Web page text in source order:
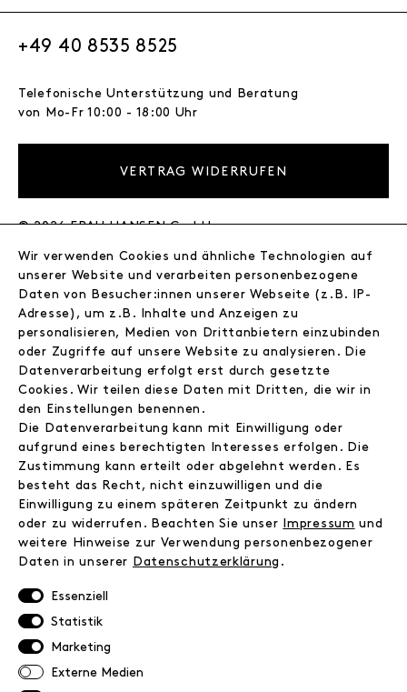
+49 40 8535 8525
Telefonische Unterstützung und Beratung
von Mo-Fr 10:00 - 18:00 Uhr
VERTRAG WIDERRUFEN
© 2026 FRAU HANSEN GmbH
Store
Journal
Wir
Jobs
Instagram
Facebook
Kontakt
FAQ
Zahlungsinformationen
Versand
Retoure
Datenschutz
AGB
Impressum
Wir verwenden Cookies und ähnliche Technologien auf
unserer Website und verarbeiten personenbezogene
Daten von Besucher:innen unserer Webseite (z.B. IP-
Adresse), um z.B. Inhalte und Anzeigen zu
personalisieren, Medien von Drittanbietern einzubinden
oder Zugriffe auf unsere Website zu analysieren. Die
Datenverarbeitung erfolgt erst durch gesetzte
Cookies. Wir teilen diese Daten mit Dritten, die wir in
den Einstellungen benennen.
Die Datenverarbeitung kann mit Einwilligung oder
aufgrund eines berechtigten Interesses erfolgen. Die
Zustimmung kann erteilt oder abgelehnt werden. Es
besteht das Recht, nicht einzuwilligen und die
Einwilligung zu einem späteren Zeitpunkt zu ändern
oder zu widerrufen. Beachten Sie unser
Impressum und
weitere Hinweise zur Verwendung personenbezogener
Daten in unserer
Daten­schutz­erklärung .
Essenziell
Statistik
Marketing
Externe Medien